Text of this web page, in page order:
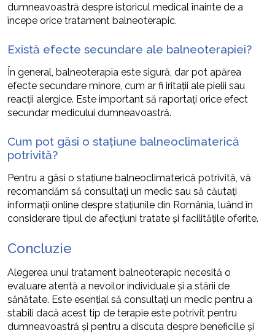
dumneavoastră despre istoricul medical înainte de a
începe orice tratament balneoterapic.
Există efecte secundare ale balneoterapiei?
În general, balneoterapia este sigură, dar pot apărea
efecte secundare minore, cum ar fi iritații ale pielii sau
reacții alergice. Este important să raportați orice efect
secundar medicului dumneavoastră.
Cum pot găsi o stațiune balneoclimaterică
potrivită?
Pentru a găsi o stațiune balneoclimaterică potrivită, vă
recomandăm să consultați un medic sau să căutați
informații online despre stațiunile din România, luând în
considerare tipul de afecțiuni tratate și facilitățile oferite.
Concluzie
Alegerea unui tratament balneoterapic necesită o
evaluare atentă a nevoilor individuale și a stării de
sănătate. Este esențial să consultați un medic pentru a
stabili dacă acest tip de terapie este potrivit pentru
dumneavoastră și pentru a discuta despre beneficiile și